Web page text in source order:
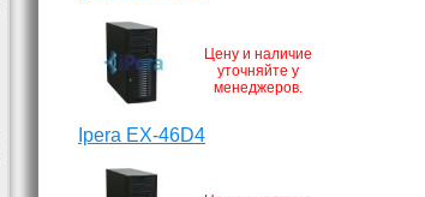
Цену и наличие
уточняйте у
менеджеров.
Ipera EX-46D4